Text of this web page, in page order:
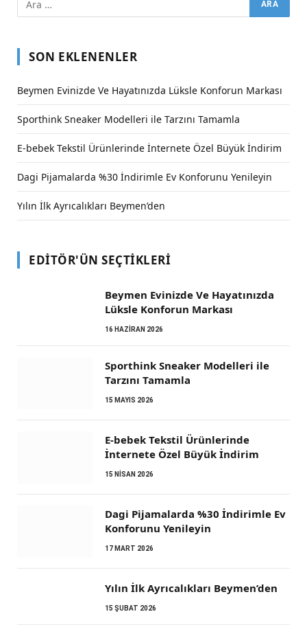
SON EKLENENLER
Beymen Evinizde Ve Hayatınızda Lüksle Konforun Markası
Sporthink Sneaker Modelleri ile Tarzını Tamamla
E-bebek Tekstil Ürünlerinde İnternete Özel Büyük İndirim
Dagi Pijamalarda %30 İndirimle Ev Konforunu Yenileyin
Yılın İlk Ayrıcalıkları Beymen’den
EDITÖR'ÜN SEÇTIKLERI
Beymen Evinizde Ve Hayatınızda
Lüksle Konforun Markası
16 HAZIRAN 2026
Sporthink Sneaker Modelleri ile
Tarzını Tamamla
15 MAYIS 2026
E-bebek Tekstil Ürünlerinde
İnternete Özel Büyük İndirim
15 NISAN 2026
Dagi Pijamalarda %30 İndirimle Ev
Konforunu Yenileyin
17 MART 2026
Yılın İlk Ayrıcalıkları Beymen’den
15 ŞUBAT 2026